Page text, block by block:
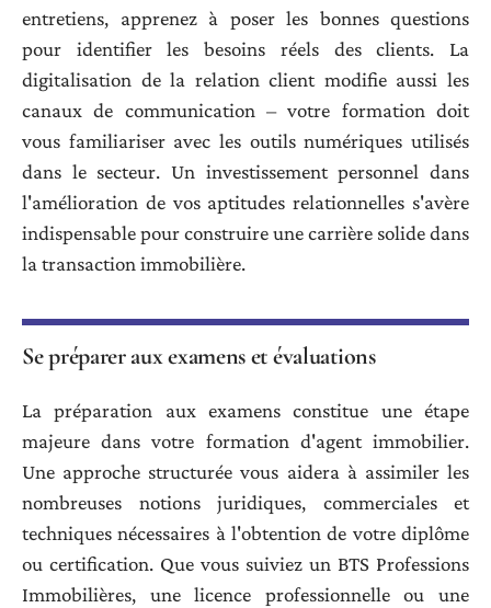
entretiens, apprenez à poser les bonnes questions
pour identifier les besoins réels des clients. La
digitalisation de la relation client modifie aussi les
canaux de communication – votre formation doit
vous familiariser avec les outils numériques utilisés
dans le secteur. Un investissement personnel dans
l'amélioration de vos aptitudes relationnelles s'avère
indispensable pour construire une carrière solide dans
la transaction immobilière.
Se préparer aux examens et évaluations
La préparation aux examens constitue une étape
majeure dans votre formation d'agent immobilier.
Une approche structurée vous aidera à assimiler les
nombreuses notions juridiques, commerciales et
techniques nécessaires à l'obtention de votre diplôme
ou certification. Que vous suiviez un BTS Professions
Immobilières, une licence professionnelle ou une